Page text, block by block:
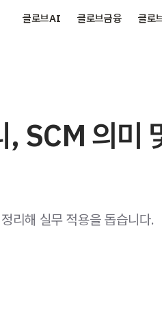
클로브AI 클로브금융 클로
SCM 의미
리해 실무 적용을 돕습니다.